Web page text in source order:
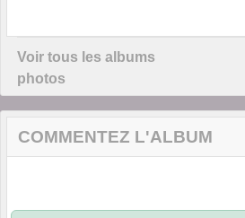
Voir tous les albums
photos
COMMENTEZ L'ALBUM